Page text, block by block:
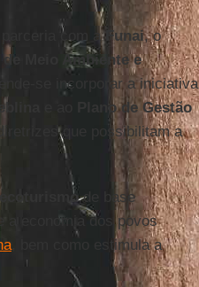
parceria com aFunai, o
Meio Ambiente e
se incorporar a iniciativa
Plano de Gestão
diretrizes que possibilitam a
ecoturismode base
a economia dos povos
, bem como estimula a